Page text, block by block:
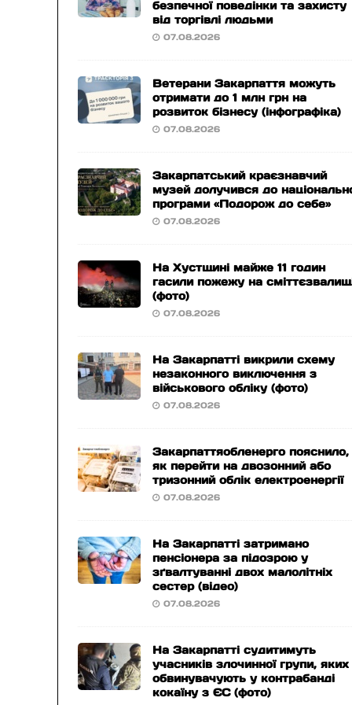
безпечної поведінки та захисту
від торгівлі людьми
07.08.2026
Ветерани Закарпаття можуть
отримати до 1 млн грн на
розвиток бізнесу (інфографіка)
07.08.2026
Закарпатський краєзнавчий
музей долучився до
програми «Подорож до себе»
07.08.2026
На Хустщині майже 11 годин
гасили пожежу на
(фото)
07.08.2026
На Закарпатті викрили схему
незаконного виключення з
військового обліку (фото)
07.08.2026
Закарпаттяобленерго пояснило,
як перейти на двозонний або
тризонний облік електроенергії
07.08.2026
На Закарпатті затримано
пенсіонера за підозрою у
зґвалтуванні двох малолітніх
сестер (відео)
07.08.2026
На Закарпатті судитимуть
учасників злочинної групи, яких
обвинувачують у контрабанді
кокаїну з ЄС (фото)